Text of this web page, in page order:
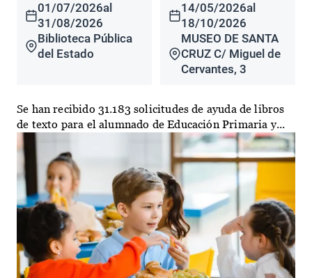
01/07/2026al
31/08/2026
Biblioteca Pública
del Estado
14/05/2026al
18/10/2026
MUSEO DE SANTA
CRUZ C/ Miguel de
Cervantes, 3
Se han recibido 31.183 solicitudes de ayuda de libros
de texto para el alumnado de Educación Primaria y...